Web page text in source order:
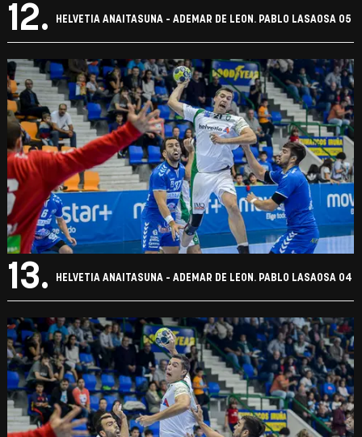
12. HELVETIA ANAITASUNA - ADEMAR DE LEON. PABLO LASAOSA 05
13. HELVETIA ANAITASUNA - ADEMAR DE LEON. PABLO LASAOSA 04